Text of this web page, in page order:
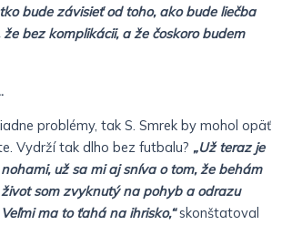
bude závisieť od toho, ako bude liečba
bez komplikácii, a že čoskoro budem
problémy, tak S. Smrek by mohol opäť
Vydrží tak dlho bez futbalu? „Už teraz je
už sa mi aj sníva o tom, že behám
som zvyknutý na pohyb a odrazu
ma to ťahá na ihrisko,“skonštatoval